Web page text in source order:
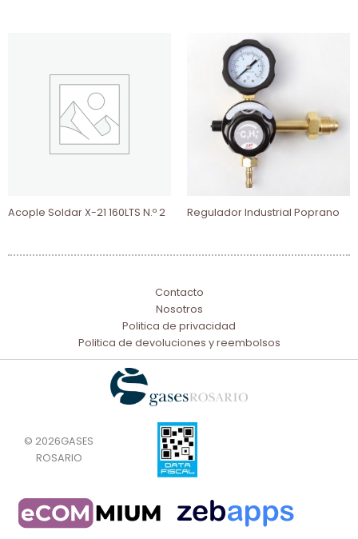
Acople Soldar X-21 160LTS N.º 2 Regulador Industrial Poprano
Contacto
Nosotros
Politica de privacidad
Politica de devoluciones y reembolsos
© 2026GASES
ROSARIO